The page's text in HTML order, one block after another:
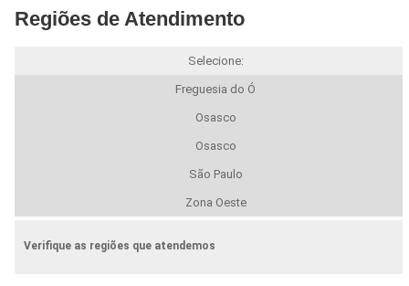
Regiões de Atendimento
Selecione:
Freguesia do Ó
Osasco
Osasco
São Paulo
Zona Oeste
Verifique as regiões que atendemos